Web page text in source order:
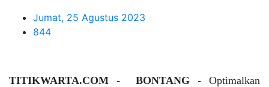
Jumat, 25 Agustus 2023
844
TITIKWARTA.COM - BONTANG - Optimalkan